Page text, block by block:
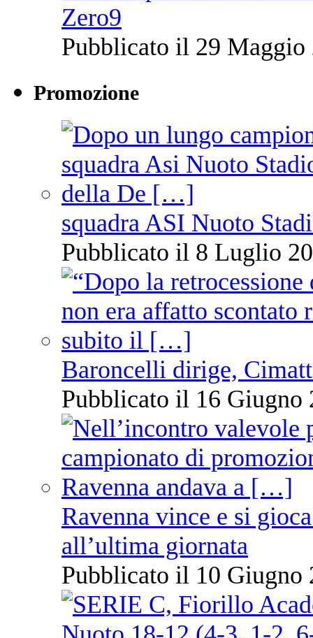
Zero9
Pubblicato il 29 Maggio
Promozione
squadra ASI Nuoto
Pubblicato il 8 Luglio
Baroncelli dirige,
Pubblicato il 16 Giugno
Ravenna vince e si
all’ultima giornata
Pubblicato il 10 Giugno